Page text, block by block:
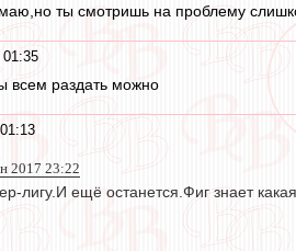
ты смотришь на проблему
всем раздать можно
2017 23:22
лигу.И ещё останется.Фиг знает